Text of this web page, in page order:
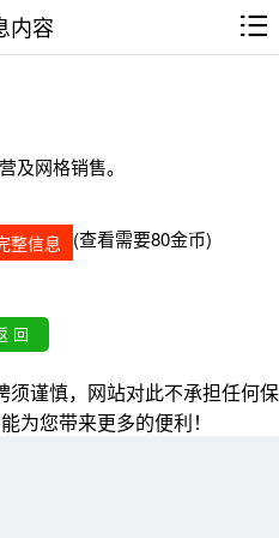
内容
及网格销售。
整信息 (查看需要80金币)
谨慎，网站对此不承担任何保
为您带来更多的便利！